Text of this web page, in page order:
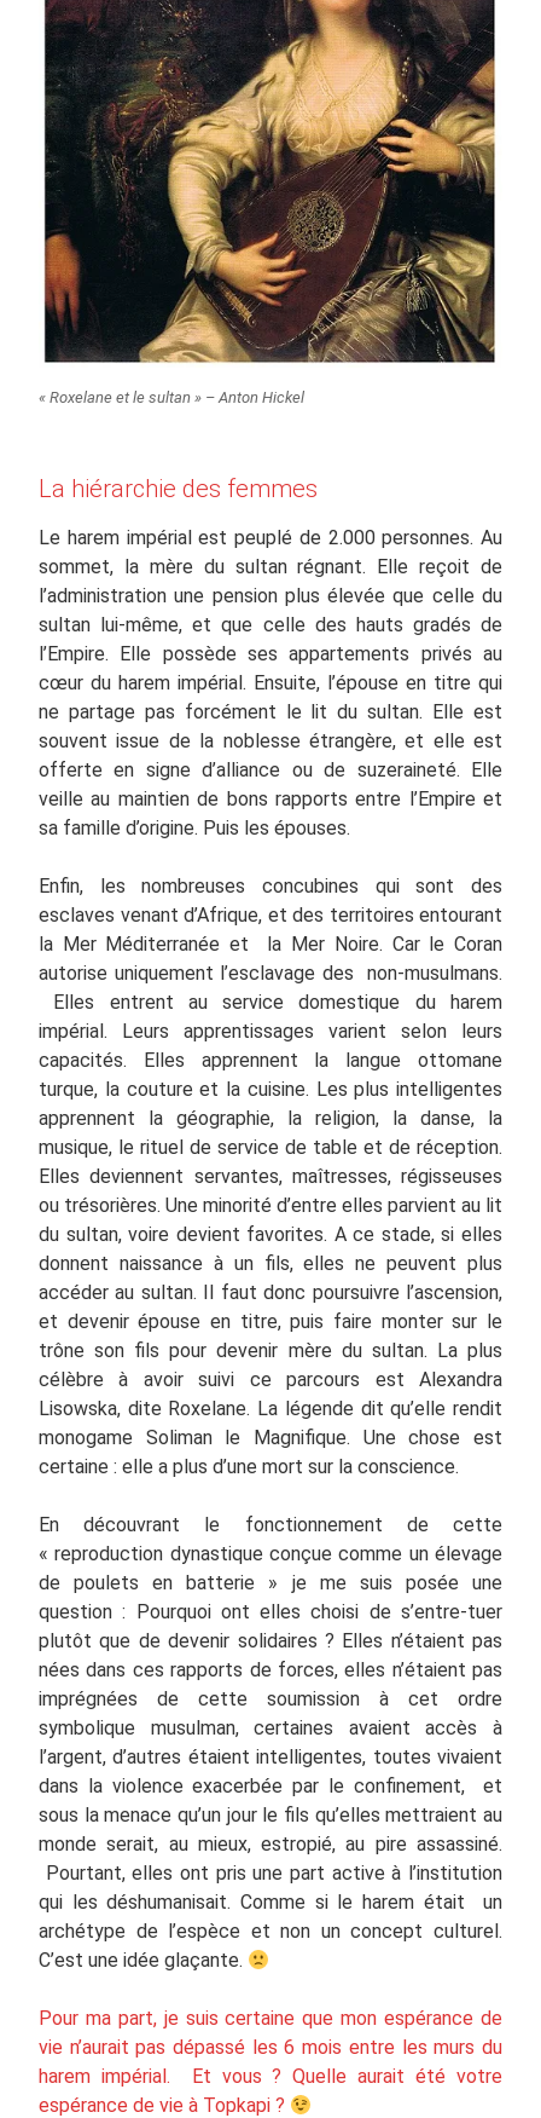
« Roxelane et le sultan » – Anton Hickel
La hiérarchie des femmes
Le harem impérial est peuplé de 2.000 personnes. Au
sommet, la mère du sultan régnant. Elle reçoit de
l’administration une pension plus élevée que celle du
sultan lui-même, et que celle des hauts gradés de
l’Empire. Elle possède ses appartements privés au
cœur du harem impérial. Ensuite, l’épouse en titre qui
ne partage pas forcément le lit du sultan. Elle est
souvent issue de la noblesse étrangère, et elle est
offerte en signe d’alliance ou de suzeraineté. Elle
veille au maintien de bons rapports entre l’Empire et
sa famille d’origine. Puis les épouses.
Enfin, les nombreuses concubines qui sont des
esclaves venant d’Afrique, et des territoires entourant
la Mer Méditerranée et la Mer Noire. Car le Coran
autorise uniquement l’esclavage des non-musulmans.
Elles entrent au service domestique du harem
impérial. Leurs apprentissages varient selon leurs
capacités. Elles apprennent la langue ottomane
turque, la couture et la cuisine. Les plus intelligentes
apprennent la géographie, la religion, la danse, la
musique, le rituel de service de table et de réception.
Elles deviennent servantes, maîtresses, régisseuses
ou trésorières. Une minorité d’entre elles parvient au lit
du sultan, voire devient favorites. A ce stade, si elles
donnent naissance à un fils, elles ne peuvent plus
accéder au sultan. Il faut donc poursuivre l’ascension,
et devenir épouse en titre, puis faire monter sur le
trône son fils pour devenir mère du sultan. La plus
célèbre à avoir suivi ce parcours est Alexandra
Lisowska, dite Roxelane. La légende dit qu’elle rendit
monogame Soliman le Magnifique. Une chose est
certaine : elle a plus d’une mort sur la conscience.
En découvrant le fonctionnement de cette
« reproduction dynastique conçue comme un élevage
de poulets en batterie » je me suis posée une
question : Pourquoi ont elles choisi de s’entre-tuer
plutôt que de devenir solidaires ? Elles n’étaient pas
nées dans ces rapports de forces, elles n’étaient pas
imprégnées de cette soumission à cet ordre
symbolique musulman, certaines avaient accès à
l’argent, d’autres étaient intelligentes, toutes vivaient
dans la violence exacerbée par le confinement, et
sous la menace qu’un jour le fils qu’elles mettraient au
monde serait, au mieux, estropié, au pire assassiné.
Pourtant, elles ont pris une part active à l’institution
qui les déshumanisait. Comme si le harem était un
archétype de l’espèce et non un concept culturel.
C’est une idée glaçante.
Pour ma part, je suis certaine que mon espérance de
vie n’aurait pas dépassé les 6 mois entre les murs du
harem impérial. Et vous ? Quelle aurait été votre
espérance de vie à Topkapi ?